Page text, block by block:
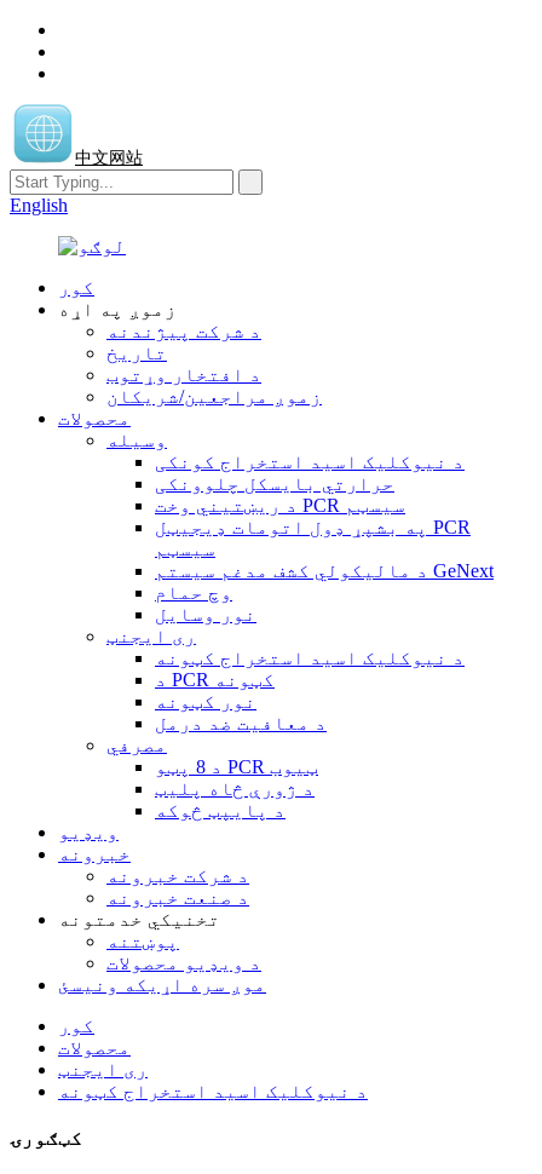
中文网站
English
کور
زموږ په اړه
د شرکت پیژندنه
تاریخ
د افتخار وړتوب
زموږ مراجعین/شریکان
محصولات
وسیله
د نیوکلیک اسید استخراج کونکی
حرارتي بایسکل چلوونکی
د ریښتیني وخت PCR سیسټم
په بشپړ ډول اتومات ډیجیټل PCR
سیسټم
د مالیکولي کشف مدغم سیستم GeNext
وچ حمام
نور وسایل
ری ایجنټ
د نیوکلیک اسید استخراج کټونه
د PCR کټونه
نور کټونه
د معافیت ضد درمل
مصرفي
د 8 پټو PCR ټیوب
د ژورې څاه پلیټ
د پایپټ څوکه
ویډیو
خبرونه
د شرکت خبرونه
د صنعت خبرونه
تخنیکي خدمتونه
پوښتنه
د ویډیو محصولات
موږ سره اړیکه ونیسئ
کور
محصولات
ری ایجنټ
د نیوکلیک اسید استخراج کټونه
کټګورۍ